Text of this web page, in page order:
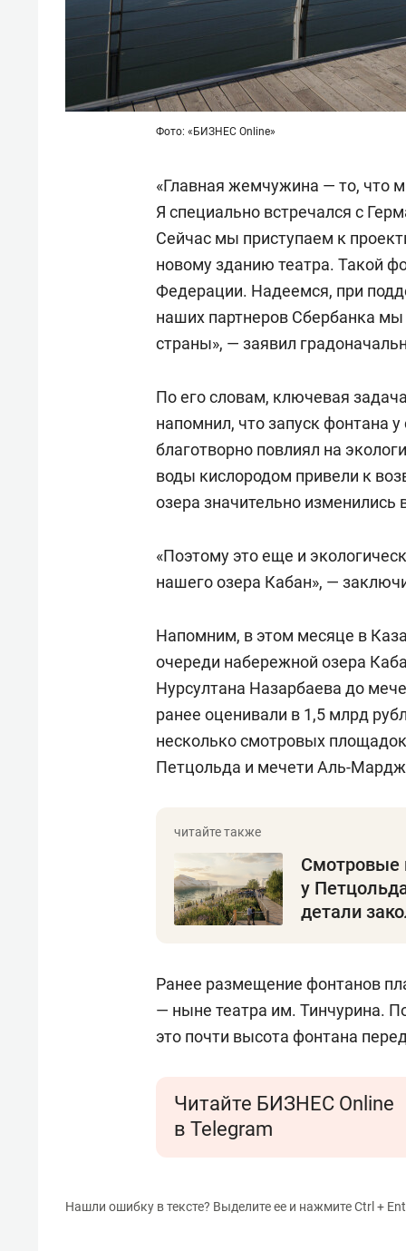
Фото: «БИЗНЕС Online»
«Главная жемчужина — то, что
Я специально встречался с
Сейчас мы приступаем к
новому зданию театра. Такой
Федерации. Надеемся, при
наших партнеров Сбербанка
страны», — заявил
По его словам, ключевая
напомнил, что запуск фонтана
благотворно повлиял на
воды кислородом привели к
озера значительно изменились
«Поэтому это еще и
нашего озера Кабан», —
Напомним, в этом месяце в
очереди набережной озера
Нурсултана Назарбаева до
ранее оценивали в 1,5 млрд
несколько смотровых
Петцольда и мечети Аль-
Смотровые
у
детали
Ранее размещение фонтанов
— ныне театра им. Тинчурина.
это почти высота фонтана
Читайте БИЗНЕС Online
в Telegram
Нашли ошибку в тексте? Выделите ее и нажмите Ctrl +